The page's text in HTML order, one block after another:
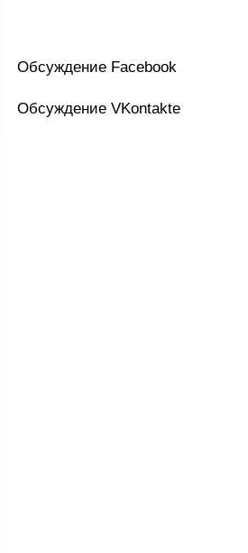
Обсуждение Facebook
Обсуждение VKontakte